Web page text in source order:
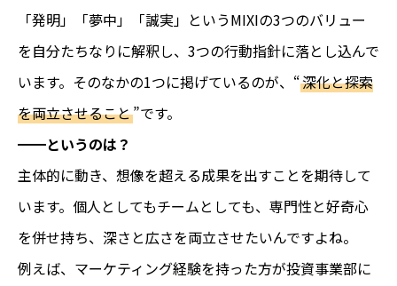
「発明」「夢中」「誠実」というMIXIの3つのバリュー
を自分たちなりに解釈し、3つの行動指針に落とし込んで
います。そのなかの1つに掲げているのが、“深化と探索
を両立させること”です。
━━というのは？
主体的に動き、想像を超える成果を出すことを期待して
います。個人としてもチームとしても、専門性と好奇心
を併せ持ち、深さと広さを両立させたいんですよね。
例えば、マーケティング経験を持った方が投資事業部に